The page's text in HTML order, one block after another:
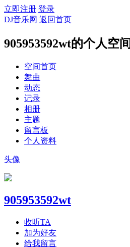
立即注册 登录
DJ音乐网 返回首页
905953592wt的个人空间
空间首页
舞曲
动态
记录
相册
主题
留言板
个人资料
头像
905953592wt
收听TA
加为好友
给我留言